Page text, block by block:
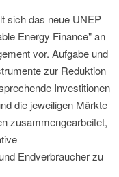
sich das neue UNEP
Energy Finance" an
vor. Aufgabe und
zur Reduktion
Investitionen
die jeweiligen Märkte
zusammengearbeitet,
Endverbraucher zu